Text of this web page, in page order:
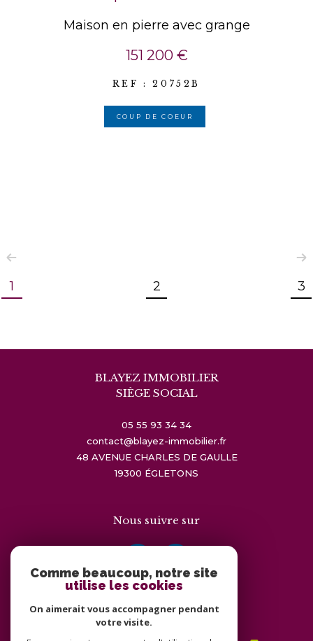
Maison en pierre avec grange
151 200 €
REF : 20752B
COUP DE COEUR
1 2 3
BLAYEZ IMMOBILIER
SIÈGE SOCIAL
05 55 93 34 34
contact@blayez-immobilier.fr
48 AVENUE CHARLES DE GAULLE
19300
ÉGLETONS
Nous suivre sur
Adhérents
Comme beaucoup, notre site
utilise les cookies
On aimerait vous accompagner pendant
votre visite.